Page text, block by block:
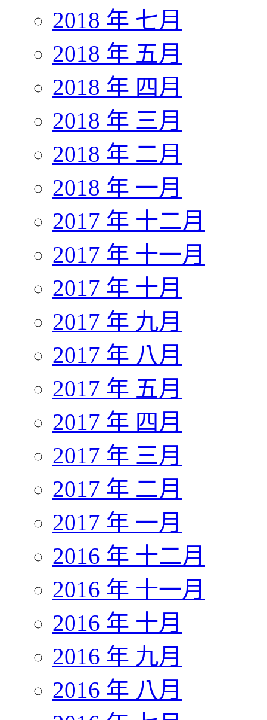
2018 年 七月
2018 年 五月
2018 年 四月
2018 年 三月
2018 年 二月
2018 年 一月
2017 年 十二月
2017 年 十一月
2017 年 十月
2017 年 九月
2017 年 八月
2017 年 五月
2017 年 四月
2017 年 三月
2017 年 二月
2017 年 一月
2016 年 十二月
2016 年 十一月
2016 年 十月
2016 年 九月
2016 年 八月